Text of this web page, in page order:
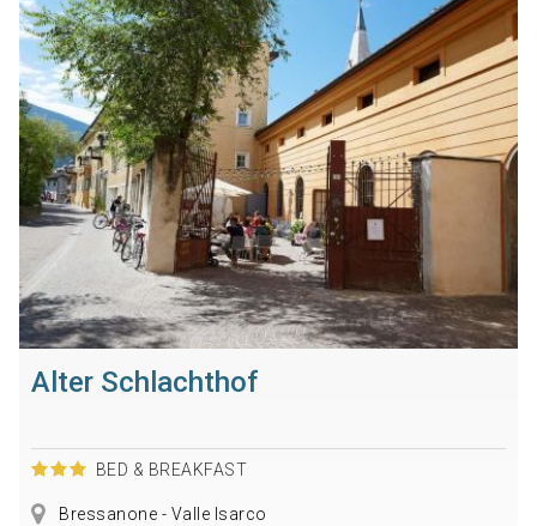
Alter Schlachthof
BED & BREAKFAST
Bressanone - Valle Isarco